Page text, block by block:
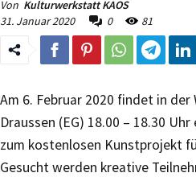
Von Kulturwerkstatt KAOS
31. Januar 2020
0 81
Am 6. Februar 2020 findet in
Draussen (EG) 18.00 – 18.30
zum kostenlosen Kunstprojekt
Gesucht werden kreative